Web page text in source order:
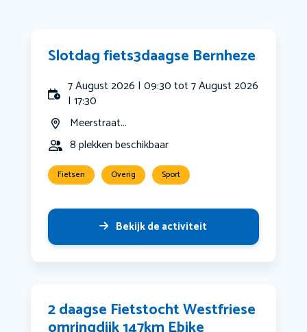
Slotdag fiets3daagse Bernheze
7 August 2026 | 09:30 tot 7 August 2026
| 17:30
Meerstraat...
8 plekken beschikbaar
Fietsen Overig Sport
Bekijk de activiteit
2 daagse Fietstocht Westfriese